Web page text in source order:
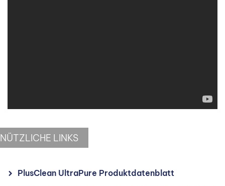
NÜTZLICHE LINKS
PlusClean UltraPure Produktdatenblatt